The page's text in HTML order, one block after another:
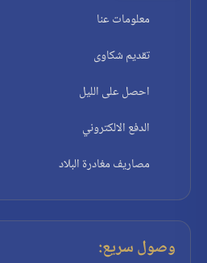
معلومات عنا
تقديم شكاوى
احصل على الليل
الدفع الالكتروني
مصاريف مغادرة البلاد
وصول سريع: